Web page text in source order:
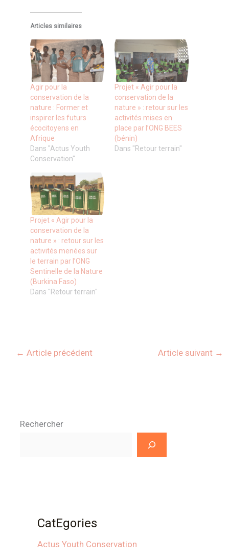
Articles similaires
Agir pour la
conservation de la
nature : Former et
inspirer les futurs
écocitoyens en
Afrique
Dans "Actus Youth
Conservation"
Projet « Agir pour la
conservation de la
nature » : retour sur les
activités mises en
place par l’ONG BEES
(bénin)
Dans "Retour terrain"
Projet « Agir pour la
conservation de la
nature » : retour sur les
activités menées sur
le terrain par l’ONG
Sentinelle de la Nature
(Burkina Faso)
Dans "Retour terrain"
← Article précédent Article suivant →
Rechercher
CatEgories
Actus Youth Conservation